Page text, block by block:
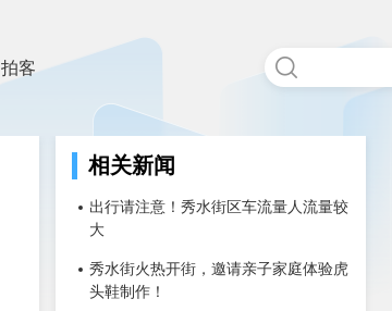
拍客
相关新闻
出行请注意！秀水街区车流量人流量较
大
秀水街火热开街，邀请亲子家庭体验虎
头鞋制作！